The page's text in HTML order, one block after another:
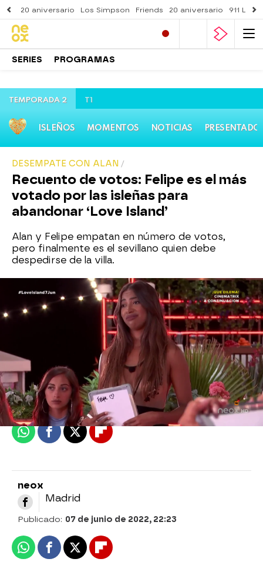
20 aniversario Los Simpson Friends 20 aniversario 911
SERIES PROGRAMAS
TEMPORADA 2 T1
ISLEÑOS MOMENTOS NOTICIAS
DESEMPATE CON ALAN
Recuento de votos: Felipe es el más
votado por las isleñas para
abandonar ‘Love Island’
Alan y Felipe empatan en número de votos,
pero finalmente es el sevillano quien debe
despedirse de la villa.
neox
Madrid
Publicado:07 de junio de 2022, 22:23
WhatsappFacebook
X Flipboard
neox
Madrid
Publicado: 07 de junio de 2022, 22:23
WhatsappFacebook
X Flipboard